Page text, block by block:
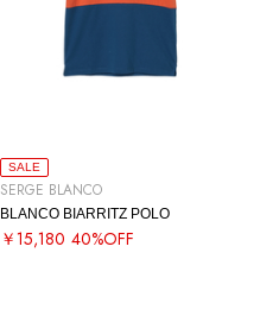
SALE
SERGE BLANCO
BLANCO BIARRITZ POLO
￥15,180 40%OFF